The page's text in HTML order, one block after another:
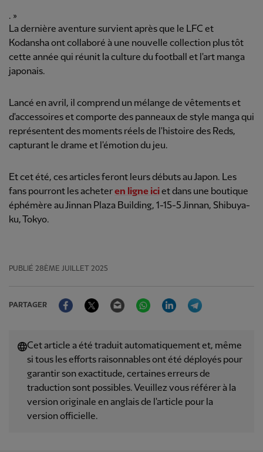
. »
La dernière aventure survient après que le LFC et
Kodansha ont collaboré à une nouvelle collection plus tôt
cette année qui réunit la culture du football et l'art manga
japonais.
Lancé en avril, il comprend un mélange de vêtements et
d'accessoires et comporte des panneaux de style manga qui
représentent des moments réels de l'histoire des Reds,
capturant le drame et l'émotion du jeu.
Et cet été, ces articles feront leurs débuts au Japon. Les
fans pourront les acheteren ligne iciet dans une boutique
éphémère au Jinnan Plaza Building, 1-15-5 Jinnan, Shibuya-
ku, Tokyo.
PUBLIÉ 28ÈME JUILLET 2025
PARTAGER
FacebookTwitter Email WhatsAppLinkedIn
Cet article a été traduit automatiquement et, même
si tous les efforts raisonnables ont été déployés pour
garantir son exactitude, certaines erreurs de
traduction sont possibles. Veuillez vous référer à la
version originale en anglais de l'article pour la
version officielle.